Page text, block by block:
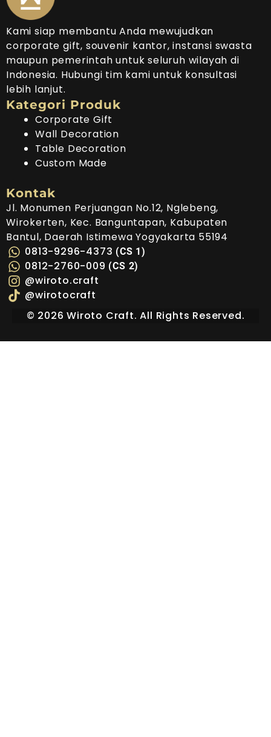
Kami siap membantu Anda mewujudkan
corporate gift, souvenir kantor, instansi swasta
maupun pemerintah untuk seluruh wilayah di
Indonesia. Hubungi tim kami untuk konsultasi
lebih lanjut.
Kategori Produk
Corporate Gift
Wall Decoration
Table Decoration
Custom Made
Kontak
Jl. Monumen Perjuangan No.12, Nglebeng,
Wirokerten, Kec. Banguntapan, Kabupaten
Bantul, Daerah Istimewa Yogyakarta 55194
0813-9296-4373 (CS 1)
0812-2760-009 (CS 2)
@wiroto.craft
@wirotocraft
© 2026 Wiroto Craft. All Rights Reserved.